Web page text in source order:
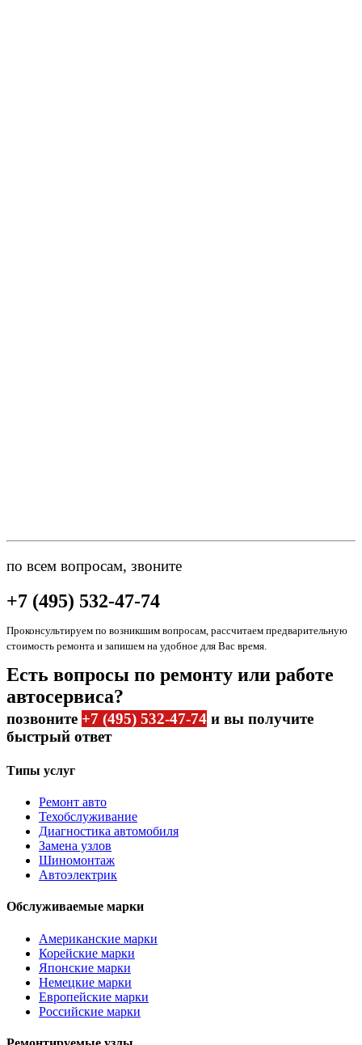
по всем вопросам, звоните
+7 (495) 532-47-74
Проконсультируем по возникшим вопросам, рассчитаем предварительную
стоимость ремонта и запишем на удобное для Вас время.
Есть вопросы по ремонту или работе
автосервиса?
позвоните +7 (495) 532-47-74 и вы получите
быстрый ответ
Типы услуг
Ремонт авто
Техобслуживание
Диагностика автомобиля
Замена узлов
Шиномонтаж
Автоэлектрик
Обслуживаемые марки
Американские марки
Корейские марки
Японские марки
Немецкие марки
Европейские марки
Российские марки